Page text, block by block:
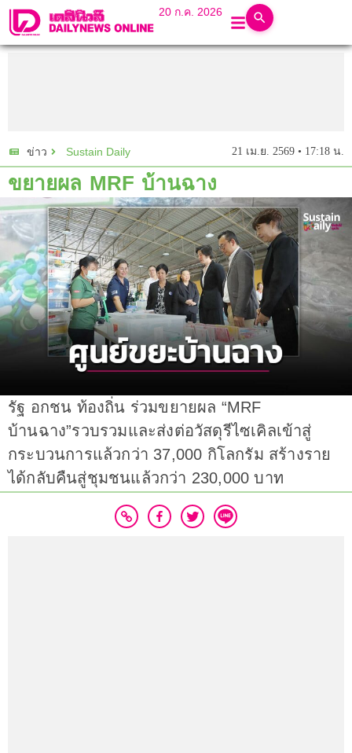
20 ก.ค. 2026
ข่าว Sustain Daily 21 เม.ย. 2569 • 17:18 น.
ขยายผล MRF บ้านฉาง
รัฐ อกชน ท้องถิ่น ร่วมขยายผล “MRF
บ้านฉาง”รวบรวมและส่งต่อวัสดุรีไซเคิลเข้าสู่
กระบวนการแล้วกว่า 37,000 กิโลกรัม สร้างราย
ได้กลับคืนสู่ชุมชนแล้วกว่า 230,000 บาท